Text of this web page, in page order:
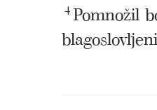
4Pomnožil